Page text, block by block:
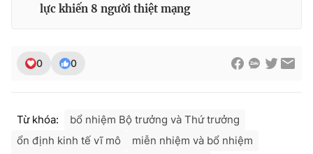
lực khiến 8 người thiệt mạng
0 0
Từ khóa:
bổ nhiệm Bộ trưởng và Thứ trưởng
ổn định kinh tế vĩ mô
miễn nhiệm và bổ nhiệm